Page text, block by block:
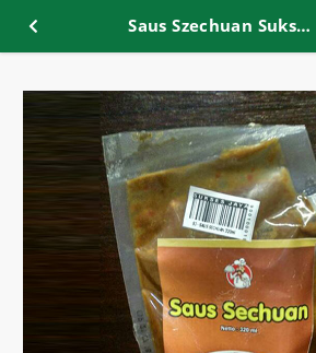
Saus Szechuan Sukses Jaya 320ml